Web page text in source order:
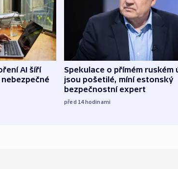
AI šíří
Spekulace o přímém ruském
jsou pošetilé, míní estonský
bezpečnostní expert
před 14hodinami